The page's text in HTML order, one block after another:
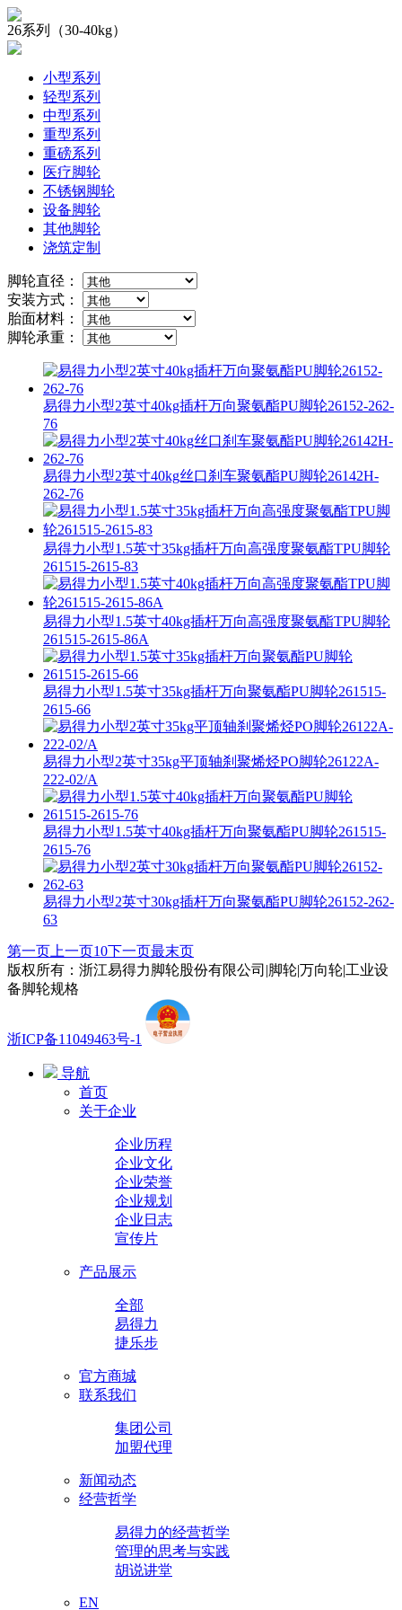
26系列（30-40kg）
小型系列
轻型系列
中型系列
重型系列
重磅系列
医疗脚轮
不锈钢脚轮
设备脚轮
其他脚轮
浇筑定制
脚轮直径：
安装方式：
胎面材料：
脚轮承重：
易得力小型2英寸40kg插杆万向聚氨酯PU脚轮26152-262-
76
易得力小型2英寸40kg丝口刹车聚氨酯PU脚轮26142H-
262-76
易得力小型1.5英寸35kg插杆万向高强度聚氨酯TPU脚轮
261515-2615-83
易得力小型1.5英寸40kg插杆万向高强度聚氨酯TPU脚轮
261515-2615-86A
易得力小型1.5英寸35kg插杆万向聚氨酯PU脚轮261515-
2615-66
易得力小型2英寸35kg平顶轴刹聚烯烃PO脚轮26122A-
222-02/A
易得力小型1.5英寸40kg插杆万向聚氨酯PU脚轮261515-
2615-76
易得力小型2英寸30kg插杆万向聚氨酯PU脚轮26152-262-
63
第一页 上一页10下一页最末页
版权所有：浙江易得力脚轮股份有限公司|脚轮|万向轮|工业设
备脚轮规格
浙ICP备11049463号-1
导航
首页
关于企业
企业历程
企业文化
企业荣誉
企业规划
企业日志
宣传片
产品展示
全部
易得力
捷乐步
官方商城
联系我们
集团公司
加盟代理
新闻动态
经营哲学
易得力的经营哲学
管理的思考与实践
胡说讲堂
EN